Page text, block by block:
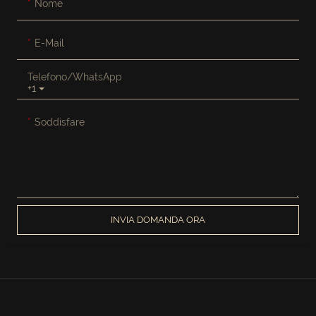
Nome
E-Mail
+1
Telefono/WhatsApp
Soddisfare
INVIA DOMANDA ORA